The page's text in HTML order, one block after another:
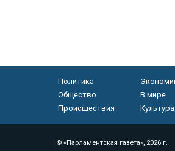
Политика
Общество
В мире
Происшествия
Культура
© «Парламентская газета», 2026 г.